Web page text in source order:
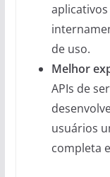
de uso.
Melhor
APIs de
usuários
completa